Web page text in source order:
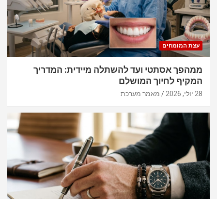
עצת המומחים
ממהפך אסתטי ועד להשתלה מיידית: המדריך
המקיף לחיוך המושלם
28 יולי, 2026 מאמר מערכת